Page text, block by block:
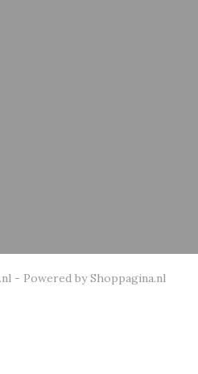
- Powered by Shoppagina.nl